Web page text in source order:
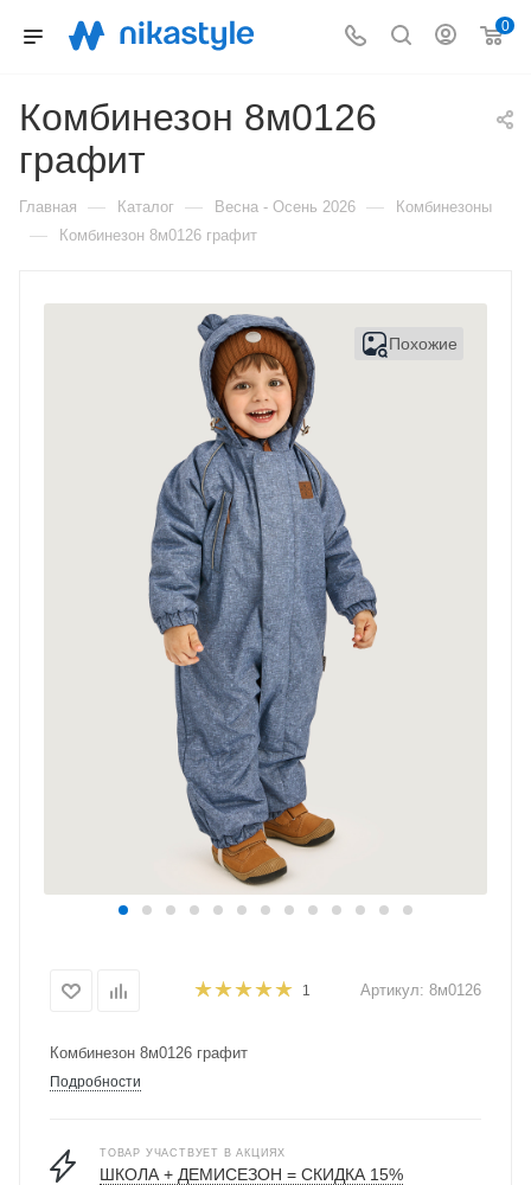
0
Комбинезон 8м0126
графит
Главная — Каталог — Весна - Осень 2026 — Комбинезоны
— Комбинезон 8м0126 графит
Похожие
1 Артикул: 8м0126
Комбинезон 8м0126 графит
Подробности
ТОВАР УЧАСТВУЕТ В АКЦИЯХ
ШКОЛА + ДЕМИСЕЗОН = СКИДКА 15%